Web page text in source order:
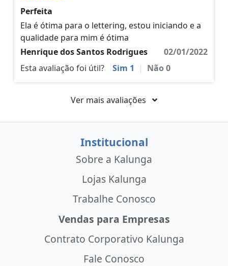
Perfeita
Ela é ótima para o lettering, estou iniciando e a
qualidade para mim é ótima
Henrique dos Santos Rodrigues
02/01/2022
Esta avaliação foi útil?
Sim 1 | Não0
Ver mais avaliações
Institucional
Sobre a Kalunga
Lojas Kalunga
Trabalhe Conosco
Vendas para Empresas
Contrato Corporativo Kalunga
Fale Conosco